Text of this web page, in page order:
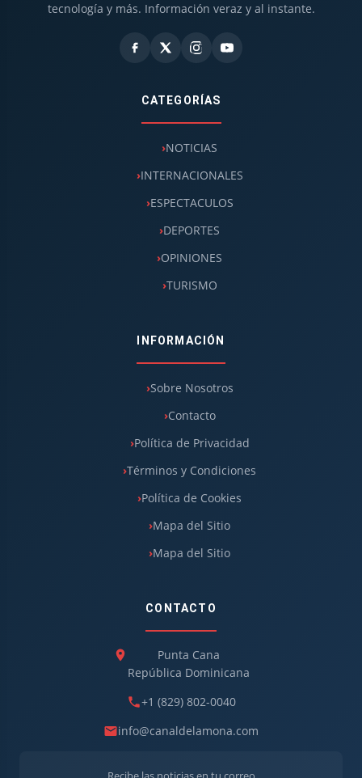
tecnología y más. Información veraz y al instante.
CATEGORÍAS
NOTICIAS
INTERNACIONALES
ESPECTACULOS
DEPORTES
OPINIONES
TURISMO
INFORMACIÓN
Sobre Nosotros
Contacto
Política de Privacidad
Términos y Condiciones
Política de Cookies
Mapa del Sitio
Mapa del Sitio
CONTACTO
Punta Cana
República Dominicana
+1 (829) 802-0040
info@canaldelamona.com